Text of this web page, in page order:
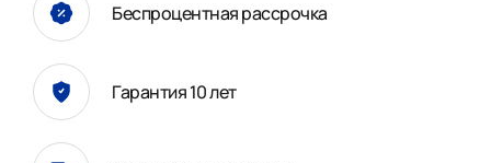
Беспроцентная рассрочка
Гарантия 10 лет